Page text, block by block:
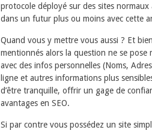
protocole déployé sur des sites normaux
dans un futur plus ou moins avec cette
Quand vous y mettre vous aussi ? Et
mentionnés alors la question ne se pose
avec des infos personnelles (Noms,
ligne et autres informations plus
d’être tranquille, offrir un gage de
avantages en SEO.
Si par contre vous possédez un site